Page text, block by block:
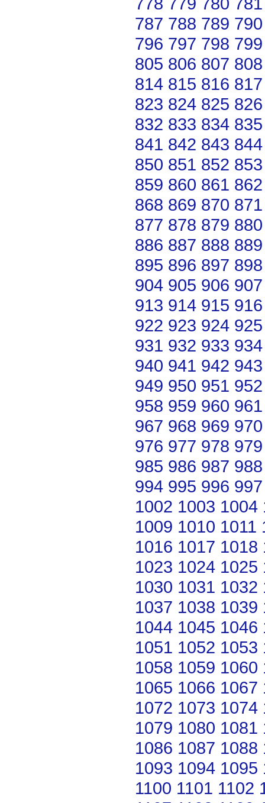
787 788 789 790
796 797 798 799
805 806 807 808
814 815 816 817
823 824 825 826
832 833 834 835
841 842 843 844
850 851 852 853
859 860 861 862
868 869 870 871
877 878 879 880
886 887 888 889
895 896 897 898
904 905 906 907
913 914 915 916
922 923 924 925
931 932 933 934
940 941 942 943
949 950 951 952
958 959 960 961
967 968 969 970
976 977 978 979
985 986 987 988
994 995 996 997
1002 1003 1004
1009 1010 1011
1016 1017 1018
1023 1024 1025
1030 1031 1032
1037 1038 1039
1044 1045 1046
1051 1052 1053
1058 1059 1060
1065 1066 1067
1072 1073 1074
1079 1080 1081
1086 1087 1088
1093 1094 1095
1100 1101 1102